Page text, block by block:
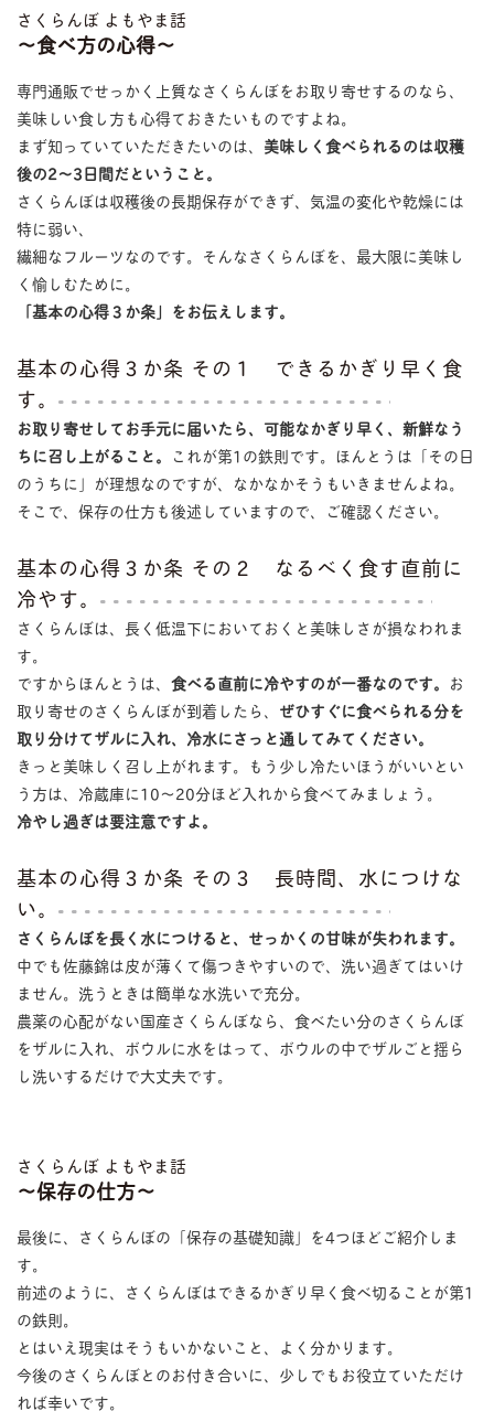
さくらんぼ よもやま話
〜食べ方の心得〜
専門通販でせっかく上質なさくらんぼをお取り寄せするのなら、
美味しい食し方も心得ておきたいものですよね。
まず知っていていただきたいのは、 美味しく食べられるのは収穫
後の2〜3日間だということ。
さくらんぼは収穫後の長期保存ができず、気温の変化や乾燥には
特に弱い、
繊細なフルーツなのです。そんなさくらんぼを、最大限に美味し
く愉しむために。
「基本の心得３か条」をお伝えします。
基本の心得３か条 その１ できるかぎり早く食
す。
お取り寄せしてお手元に届いたら、可能なかぎり早く、新鮮なう
ちに召し上がること。 これが第1の鉄則です。ほんとうは「その日
のうちに」が理想なのですが、なかなかそうもいきませんよね。
そこで、保存の仕方も後述していますので、ご確認ください。
基本の心得３か条 その２ なるべく食す直前に
冷やす。
さくらんぼは、長く低温下においておくと美味しさが損なわれま
す。
ですからほんとうは、 食べる直前に冷やすのが一番なのです。 お
取り寄せのさくらんぼが到着したら、 ぜひすぐに食べられる分を
取り分けてザルに入れ、冷水にさっと通してみてください。
きっと美味しく召し上がれます。もう少し冷たいほうがいいとい
う方は、冷蔵庫に10〜20分ほど入れから食べてみましょう。
冷やし過ぎは要注意ですよ。
基本の心得３か条 その３ 長時間、水につけな
い。
さくらんぼを長く水につけると、せっかくの甘味が失われます。
中でも佐藤錦は皮が薄くて傷つきやすいので、洗い過ぎてはいけ
ません。洗うときは簡単な水洗いで充分。
農薬の心配がない国産さくらんぼなら、食べたい分のさくらんぼ
をザルに入れ、ボウルに水をはって、ボウルの中でザルごと揺ら
し洗いするだけで大丈夫です。
さくらんぼ よもやま話
〜保存の仕方〜
最後に、さくらんぼの「保存の基礎知識」を4つほどご紹介しま
す。
前述のように、さくらんぼはできるかぎり早く食べ切ることが第1
の鉄則。
とはいえ現実はそうもいかないこと、よく分かります。
今後のさくらんぼとのお付き合いに、少しでもお役立ていただけ
れば幸いです。